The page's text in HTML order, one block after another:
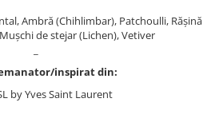
Ambră (Chihlimbar), Patchoulli, Rășină
de stejar (Lichen), Vetiver
inspirat din:
by Yves Saint Laurent